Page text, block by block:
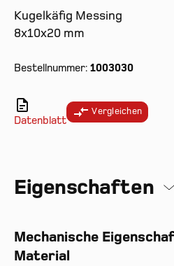
Kugelkäfig Messing
8x10x20 mm
Bestellnummer: 1003030
Datenblatt
Vergleichen
Eigenschaften
Mechanische
Material